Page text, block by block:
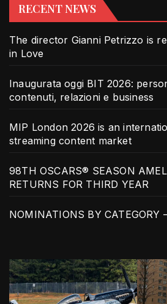
RECENT NEWS
The director Gianni Petrizzo is
in Love
Inaugurata oggi BIT 2026:
contenuti, relazioni e business
MIP London 2026 is an
streaming content market
98TH OSCARS® SEASON
RETURNS FOR THIRD YEAR
NOMINATIONS BY CATEGORY